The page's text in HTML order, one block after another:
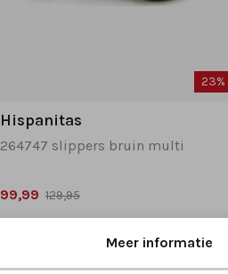
23%
Hispanitas
264747 slippers bruin multi
99,99 129,95
Meer informatie